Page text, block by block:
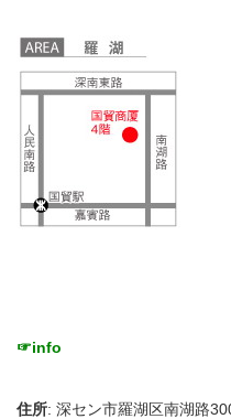
☞info
住所: 深セン市羅湖区南湖路